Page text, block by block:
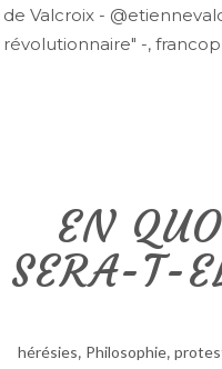
de Valcroix -
révolutionnaire" -,
EN
SERA-T-
hérésies, Philosophie,